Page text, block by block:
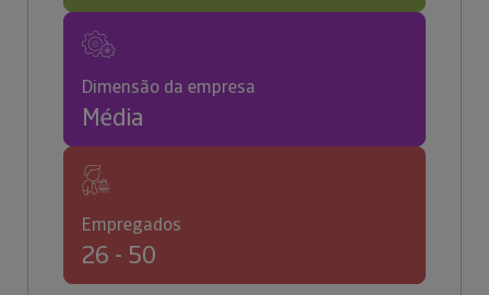
Dimensão da empresa
Média
Empregados
26 - 50